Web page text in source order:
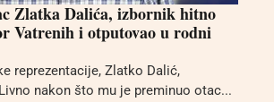
Zlatka Dalića, izbornik hitno
Vatrenih i otputovao u rodni
reprezentacije, Zlatko Dalić,
nakon što mu je preminuo otac...